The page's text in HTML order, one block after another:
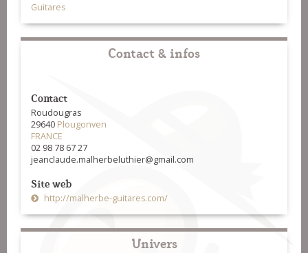
Guitares
Contact & infos
Contact
Roudougras
29640 Plougonven
FRANCE
02 98 78 67 27
jeanclaude.malherbeluthier@gmail.com
Site web
http://malherbe-guitares.com/
Univers